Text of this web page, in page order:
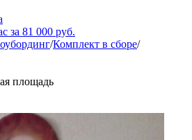
за 81 000 руб.
/Комплект в сборе/
площадь